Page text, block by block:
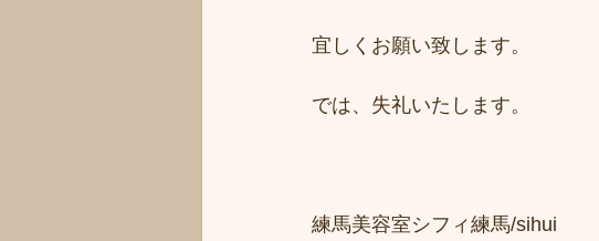
宜しくお願い致します。
では、失礼いたします。
練馬美容室シフィ練馬/sihui